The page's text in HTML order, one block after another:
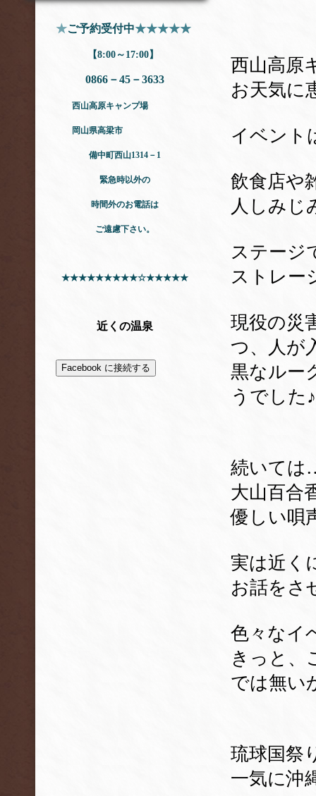
★ご予約受付中★★★★★
【8:00～17:00】
0866－45－3633
西山高原キャンプ場
岡山県高梁市
備中町西山1314－1
緊急時以外の
時間外のお電話は
ご遠慮下さい。
★★★★★★★★★☆★★★★★
近くの温泉
Facebook に接続する
西山高原
お天気に
イベント
飲食店や
人しみじ
ステージ
ストレー
現役の災
つ、人が
黒なルー
うでした♪
続いて
大山百合
優しい唄
実は近く
お話をさ
色々なイ
きっと、
では無い
琉球国祭
一気に沖